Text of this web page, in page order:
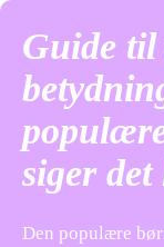
Guide til
siger
Den populære